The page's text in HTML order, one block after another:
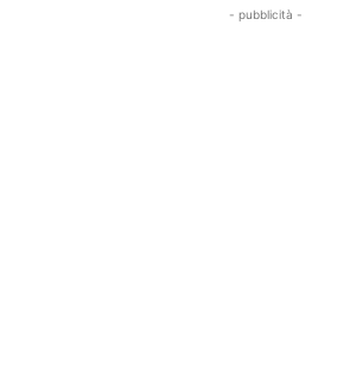
- pubblicità -